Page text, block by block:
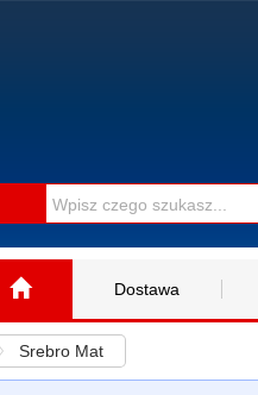
Dostawa
Srebro Mat